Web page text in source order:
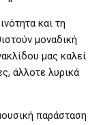
και τη
μοναδική
μας καλεί
άλλοτε λυρικά
παράσταση